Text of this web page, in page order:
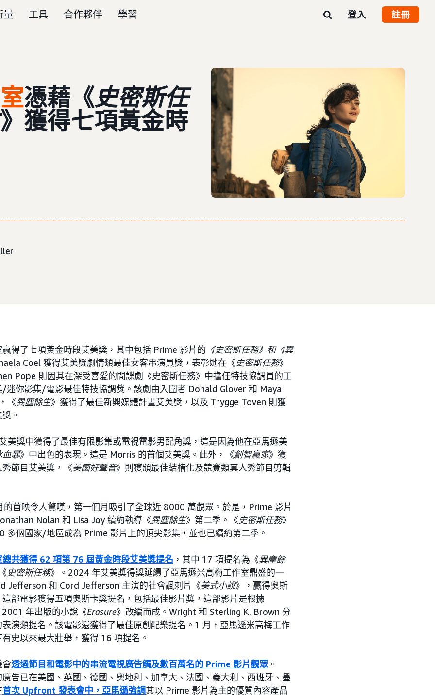
量 工具 合作夥伴 學習 登入 註冊
憑藉《史密斯任
》獲得七項黃金時
得了七項黃金時段艾美獎，其中包括 Prime 影片的 《史密斯任務》和《異
Coel 獲得艾美獎劇情類最佳女客串演員獎，表彰她在《史密斯任務》
Pope 則因其在深受喜愛的間諜劇《史密斯任務》中擔任特技協調員的工
/迷你影集/電影最佳特技協調獎。該劇由入圍者 Donald Glover 和 Maya
《異塵餘生》獲得了最佳新興媒體計畫艾美獎，以及 Trygge Toven 則獲
。
美獎中獲得了最佳有限影集或電視電影男配角獎，這是因為他在亞馬遜美
血暴》中出色的表現。這是 Morris 的首個艾美獎。此外，《創智贏家》獲
節目艾美獎，《美國好聲音》則獲頒最佳結構化及競賽類真人秀節目剪輯
的首映令人驚嘆，第一個月吸引了全球近 8000 萬觀眾。於是，Prime 影片
Nolan 和 Lisa Joy 續約執導《異塵餘生》第二季。《史密斯任務》
多個國家/地區成為 Prime 影片上的頂尖影集，並也已續約第二季。
共獲得 62 項第 76 屆黃金時段艾美獎提名 ，其中 17 項提名為《異塵餘
史密斯任務》。2024 年艾美獎得獎延續了亞馬遜米高梅工作室鼎盛的一
Jefferson 和 Cord Jefferson 主演的社會諷刺片《美式小說》，贏得奧斯
部電影獲得五項奧斯卡獎提名，包括最佳影片獎，這部影片是根據
年出版的小說《Erasure》改編而成。Wright 和 Sterling K. Brown 分
演類提名。該電影還獲得了最佳原創配樂提名。1 月，亞馬遜米高梅工作
史以來最大壯舉，獲得 16 項提名。
會透過節目和電影中的串流電視廣告觸及數百萬名的 Prime 影片觀眾 。
告已在美國、英國、德國、奧地利、加拿大、法國、義大利、西班牙、墨
首次 Upfront 發表會中，亞馬遜強調其以 Prime 影片為主的優質內容產品